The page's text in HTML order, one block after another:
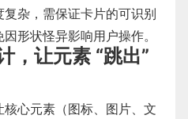
杂，需保证卡片的可识别
形状怪异影响用户操作。
，让元素 “跳出”
心元素（图标、图片、文